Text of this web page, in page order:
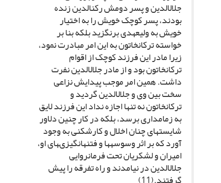
جلال‏الدین و پسر دومش رکن‏الدین زنده
بودند، پسر کوچک خویش را به اختیار
خویش به ولیعهدى برنگزید بلکه بنا بر
خواسته ترکان‏خاتون به این امر مبادرت نمود،
زیرا مادر این فرزند کوچک از اقوام
ترکان‏خاتون بود و از مادر جلال‏الدین نفرت
داشت. همین امر موجب پیدایش نزاعى
سخت بین وى و جلال‏الدین گردید و
ترکان‏خاتون نه تنها اجازه نداد این فرزند لایق
به زمامدارى برسد، بلکه در کار چنین دلاور
شایسته‏اى چنان اخلال و کارشکنى به وجود
آورد که بر اثر وسوسه‏ها و فتنه‏انگیزى‏هاى او،
امیران و لشکریان تحت فرمانروایى
جلال‏الدین در نیامدند و راه تفرقه را پیش